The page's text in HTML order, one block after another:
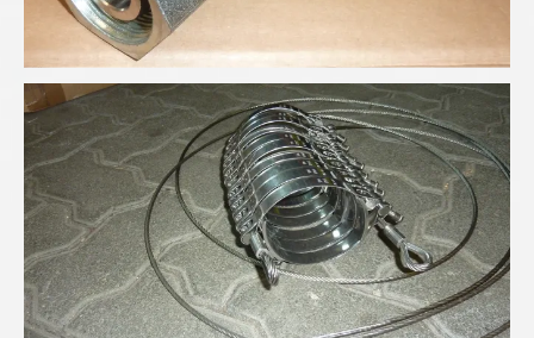
Schlauchfangsicherung